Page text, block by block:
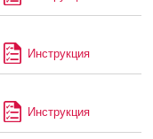
Инструкция
Инструкция